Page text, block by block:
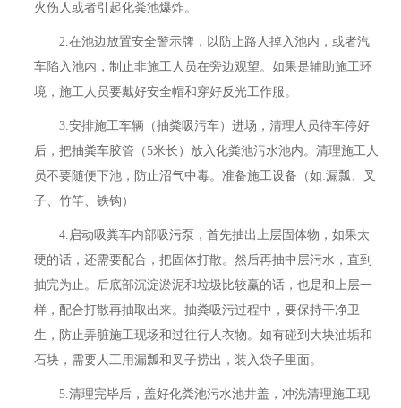
火伤人或者引起化粪池爆炸。
2.在池边放置安全警示牌，以防止路人掉入池内，或者汽
车陷入池内，制止非施工人员在旁边观望。如果是辅助施工环
境，施工人员要戴好安全帽和穿好反光工作服。
3.安排施工车辆（抽粪吸污车）进场，清理人员待车停好
后，把抽粪车胶管（5米长）放入化粪池污水池内。清理施工人
员不要随便下池，防止沼气中毒。准备施工设备（如:漏瓢、叉
子、竹竿、铁钩）
4.启动吸粪车内部吸污泵，首先抽出上层固体物，如果太
硬的话，还需要配合，把固体打散。然后再抽中层污水，直到
抽完为止。后底部沉淀淤泥和垃圾比较赢的话，也是和上层一
样，配合打散再抽取出来。抽粪吸污过程中，要保持干净卫
生，防止弄脏施工现场和过往行人衣物。如有碰到大块油垢和
石块，需要人工用漏瓢和叉子捞出，装入袋子里面。
5.清理完毕后，盖好化粪池污水池井盖，冲洗清理施工现